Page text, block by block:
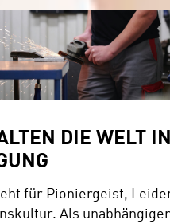
DIE WELT IN
für Pioniergeist,
Als